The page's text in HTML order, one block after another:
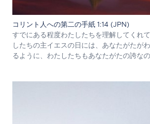
コリント人への第二の手紙 1:14 (JPN)
すでにある程度わたしたちを理解してくれ
したちの主イエスの日には、あなたがたが
るように、わたしたちもあなたがたの誇なの